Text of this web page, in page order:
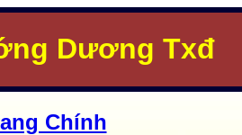
Dương Txđ
Chính